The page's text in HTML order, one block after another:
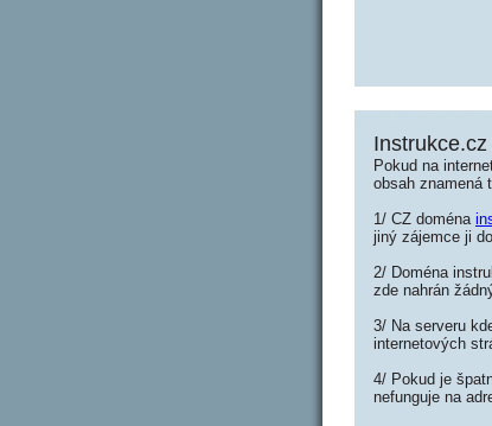
Instrukce.cz
Pokud na
obsah znamená
1/ CZ doména
jiný zájemce ji
2/ Doména
zde nahrán
3/ Na serveru
internetových
4/ Pokud je
nefunguje na